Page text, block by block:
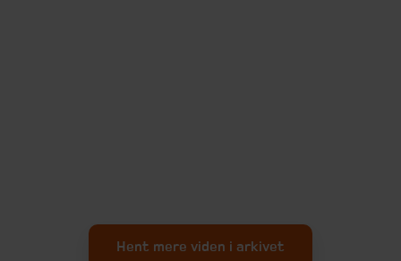
Hent mere viden i arkivet